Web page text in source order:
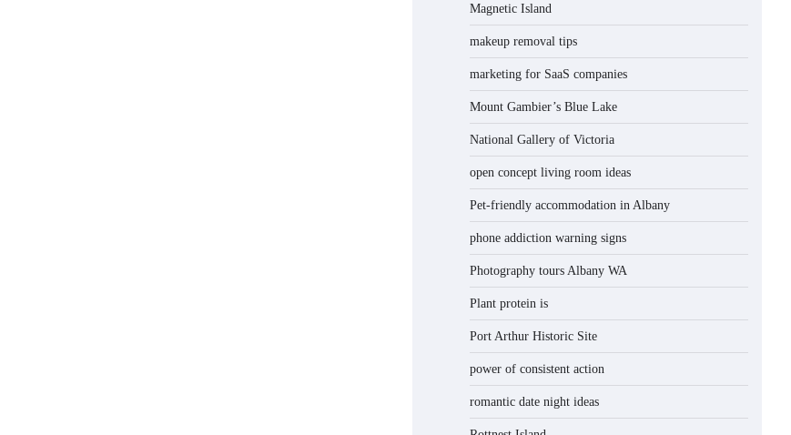
Magnetic Island
makeup removal tips
marketing for SaaS companies
Mount Gambier’s Blue Lake
National Gallery of Victoria
open concept living room ideas
Pet-friendly accommodation in Albany
phone addiction warning signs
Photography tours Albany WA
Plant protein is
Port Arthur Historic Site
power of consistent action
romantic date night ideas